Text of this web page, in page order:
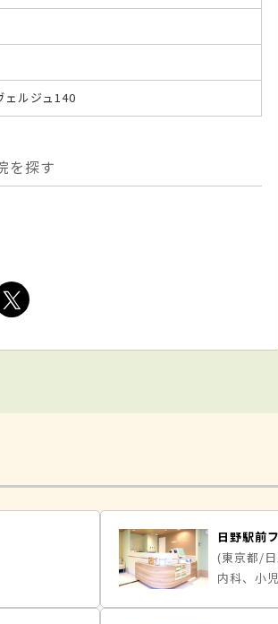
ルジュ140
を探す
日野駅前
(東京都/
内科、小